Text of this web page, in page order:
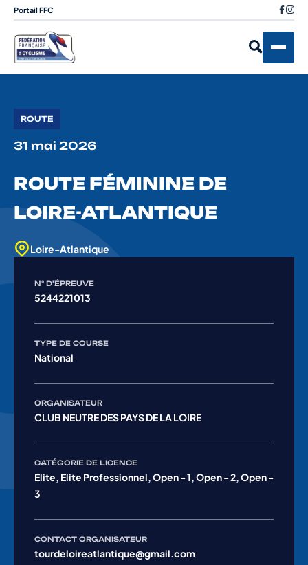
Portail FFC
ROUTE
31 mai 2026
ROUTE FÉMININE DE
LOIRE-ATLANTIQUE
Loire-Atlantique
N° D'ÉPREUVE
5244221013
TYPE DE COURSE
National
ORGANISATEUR
CLUB NEUTRE DES PAYS DE LA LOIRE
CATÉGORIE DE LICENCE
Elite, Elite Professionnel, Open - 1, Open - 2, Open -
3
CONTACT ORGANISATEUR
tourdeloireatlantique@gmail.com